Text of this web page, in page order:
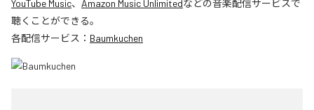
YouTube Music、 Amazon Music Unlimitedなどの音楽配信サービスで
聴くことができる。
各配信サービス： Baumkuchen